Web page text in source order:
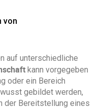
von
auf unterschiedliche
kann vorgegeben
oder ein Bereich
gebildet werden,
der Bereitstellung eines